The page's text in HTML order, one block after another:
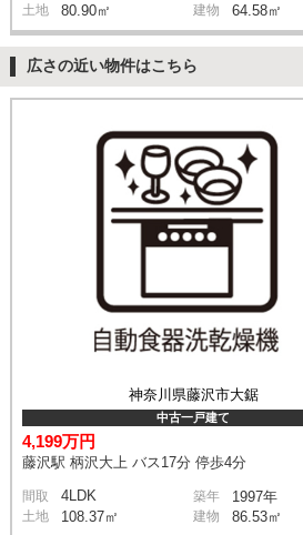
土地 80.90㎡ 建物 64.58㎡
広さの近い物件はこちら
神奈川県藤沢市大鋸
中古一戸建て
4,199万円
藤沢駅 柄沢大上 バス17分 停歩4分
間取 4LDK 築年 1997年
土地 108.37㎡ 建物 86.53㎡